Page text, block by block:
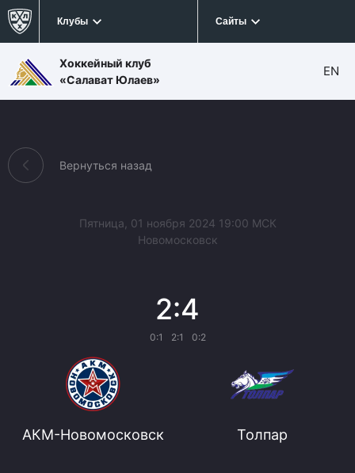
Клубы Сайты
Хоккейный клуб
«Салават Юлаев»
EN
Вернуться назад
АКМ-Новомосковск
Пятница, 01 ноября 2024 19:00 МСК
Новомосковск
2:4
0:1 2:1 0:2
Толпар